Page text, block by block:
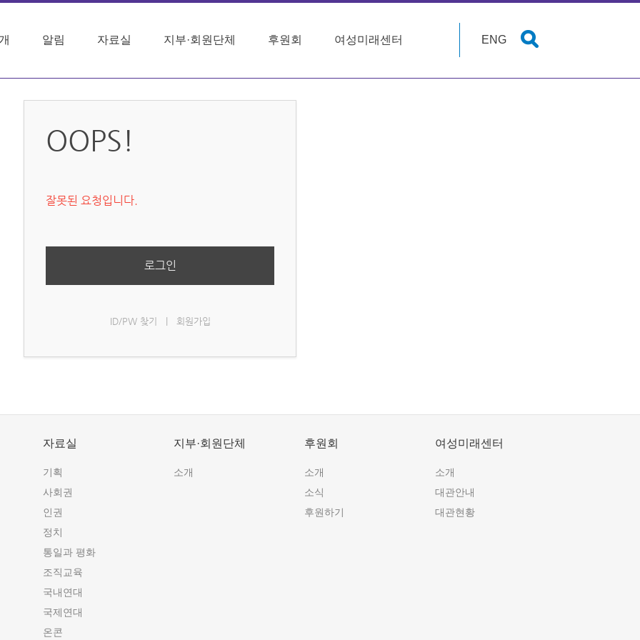
알림 자료실 지부·회원단체 후원회 여성미래센터 ENG
OOPS!
잘못된 요청입니다.
로그인
ID/PW 찾기 회원가입
자료실
기획
사회권
인권
정치
통일과 평화
조직교육
국내연대
국제연대
온콘
지부·회원단체
소개
후원회
소개
소식
후원하기
여성미래센터
소개
대관안내
대관현황